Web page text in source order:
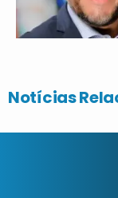
Notícias